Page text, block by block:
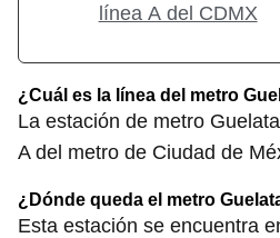
línea A del CDMX
¿Cuál es la línea del metro
La estación de metro
A del metro de Ciudad de
¿Dónde queda el metro
Esta estación se encuentra